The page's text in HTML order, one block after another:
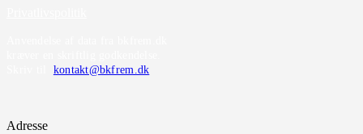
kontakt@bkfrem.dk
Adresse